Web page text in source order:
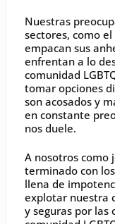
Nuestras
sectores, como
empacan sus
enfrentan a lo
comunidad
tomar opciones
son acosados y
en constante
nos duele.
A nosotros como
terminado con
llena de
explotar nuestra
y seguras por las